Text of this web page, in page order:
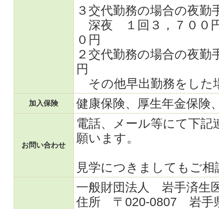
３交代勤務の場合の夜勤
深夜 １回３，７００
０円
２交代勤務の場合の夜
円
その他早出勤務をし
加入保険 健康保険、厚生年金保険
お問い合わせ
電話、メール等にて下記
願います。
見学につきましてもご
一般財団法人 岩手済生
住所 〒020-0807 岩手